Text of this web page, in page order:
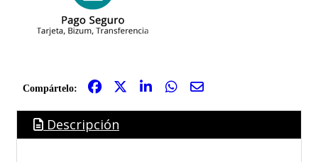
Compártelo:
Descripción